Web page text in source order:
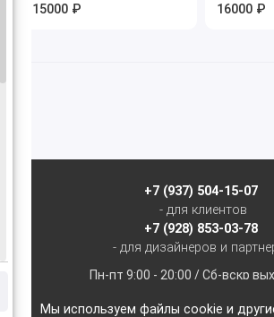
15000 ₽ 16000 ₽
Мы используем файлы cookie и
+7 (937) 504-15-07
- для клиентов
+7 (928) 853-03-78
- для дизайнеров и
Пн-пт 9:00 - 20:00 / Сб-вскр